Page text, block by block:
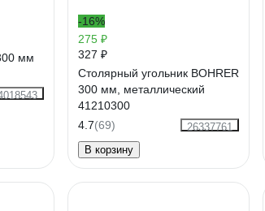
мм
-16%
275 ₽
327 ₽
Столярный угольник BOHRER
300 мм, металлический
41210300
4.7(69)
26337761
В корзину